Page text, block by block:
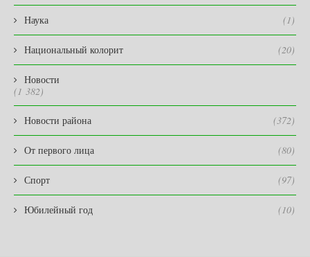
Наука (1)
Национальный колорит (20)
Новости
(1 382)
Новости района (372)
От первого лица (80)
Спорт (97)
Юбилейный год (10)